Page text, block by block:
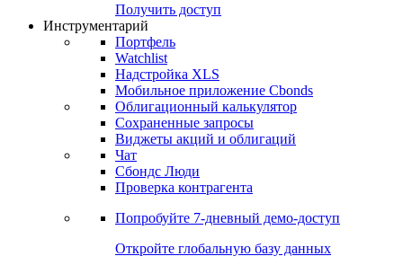
Получить доступ
Инструментарий
Портфель
Watchlist
Надстройка XLS
Мобильное приложение Cbonds
Облигационный калькулятор
Сохраненные запросы
Виджеты акций и облигаций
Чат
Сбондс Люди
Проверка контрагента
Попробуйте 7-дневный демо-доступ
Откройте глобальную базу данных